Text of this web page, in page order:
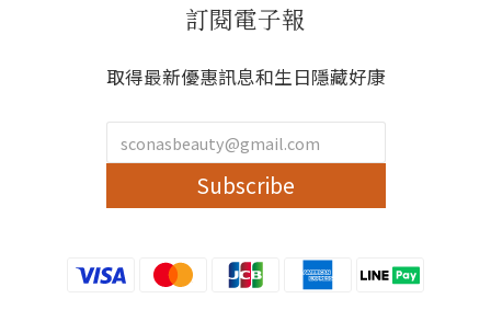
訂閱電子報
取得最新優惠訊息和生日隱藏好康
Subscribe